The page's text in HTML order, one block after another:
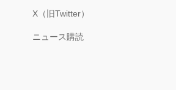
X（旧Twitter）
ニュース購読